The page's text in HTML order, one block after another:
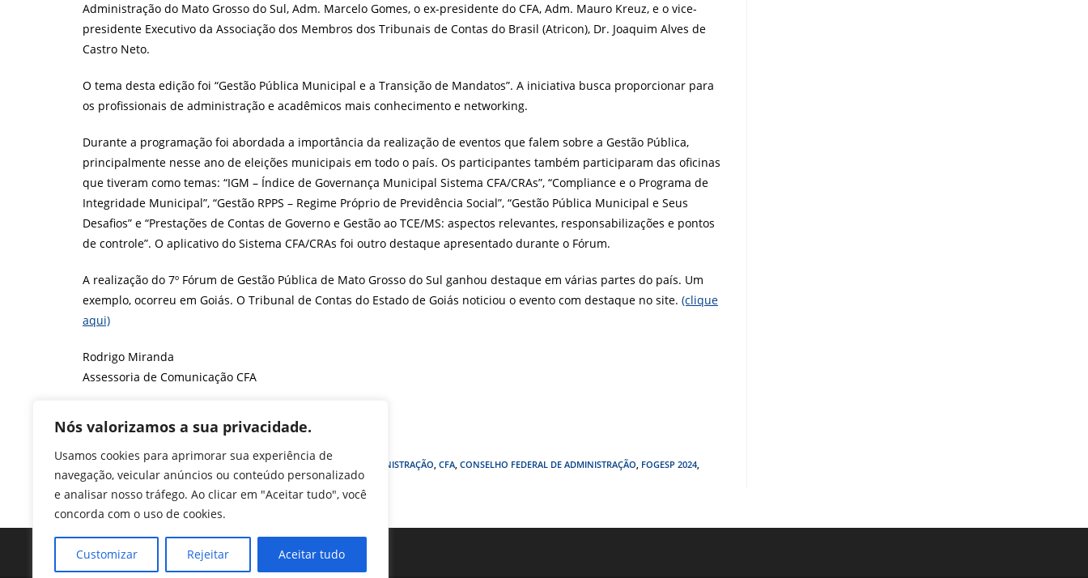
Nós valorizamos a sua privacidade.
Usamos cookies para aprimorar sua experiência de
navegação, veicular anúncios ou conteúdo personalizado
e analisar nosso tráfego. Ao clicar em "Aceitar tudo", você
concorda com o uso de cookies.
Customizar Rejeitar Aceitar tudo
Administração do Mato Grosso do Sul, Adm. Marcelo Gomes, o ex-presidente do CFA, Adm. Mauro Kreuz, e o vice-
presidente Executivo da Associação dos Membros dos Tribunais de Contas do Brasil (Atricon), Dr. Joaquim Alves de
Castro Neto.
O tema desta edição foi “Gestão Pública Municipal e a Transição de Mandatos”. A iniciativa busca proporcionar para
os profissionais de administração e acadêmicos mais conhecimento e networking.
Durante a programação foi abordada a importância da realização de eventos que falem sobre a Gestão Pública,
principalmente nesse ano de eleições municipais em todo o país. Os participantes também participaram das oficinas
que tiveram como temas: “IGM – Índice de Governança Municipal Sistema CFA/CRAs”, “Compliance e o Programa de
Integridade Municipal”, “Gestão RPPS – Regime Próprio de Previdência Social”, “Gestão Pública Municipal e Seus
Desafios” e “Prestações de Contas de Governo e Gestão ao TCE/MS: aspectos relevantes, responsabilizações e pontos
de controle”. O aplicativo do Sistema CFA/CRAs foi outro destaque apresentado durante o Fórum.
A realização do 7º Fórum de Gestão Pública de Mato Grosso do Sul ganhou destaque em várias partes do país. Um
exemplo, ocorreu em Goiás. O Tribunal de Contas do Estado de Goiás noticiou o evento com destaque no site. (clique
aqui)
Rodrigo Miranda
Assessoria de Comunicação CFA
F
a
c
e
b
o
T
w
itt
er
Li
n
k
e
dI
n
W
h
at
s
A
p
M
e
ss
e
g
Pr
in
tF
ri
n
7º FÓRUM DE GESTÃO PÚBLICA DE MATO GROSSO DO SUL ADMINISTRAÇÃO, CFA, CONSELHO FEDERAL DE ADMINISTRAÇÃO, FOGESP 2024,
FÓRUM DE GESTÃO PÚBLICA, GESTÃO PÚBLICA